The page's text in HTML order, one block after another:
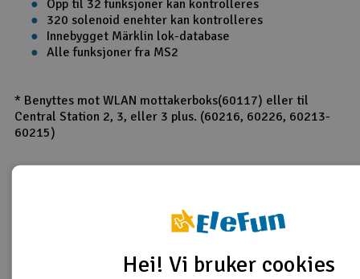
Opp til 32 funksjoner kan kontrolleres
320 solenoid enehter kan kontrolleres
Innebygget Märklin lok-database
Alle funksjoner fra MS2
* Benyttes mot WLAN mottakerboks(60117) eller til
Central Station 2, 3, eller 3 plus. (60216, 60226, 60213-
60215)
Hei! Vi bruker cookies